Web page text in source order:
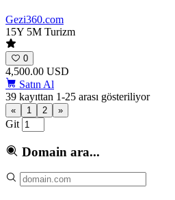
Gezi360.com
15Y 5M Turizm
0
4,500.00 USD
Satın Al
39 kayıttan 1-25 arası gösteriliyor
« 1 2 »
Git
Domain ara...